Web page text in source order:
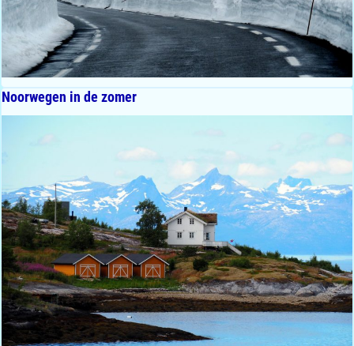
Noorwegen in de zomer